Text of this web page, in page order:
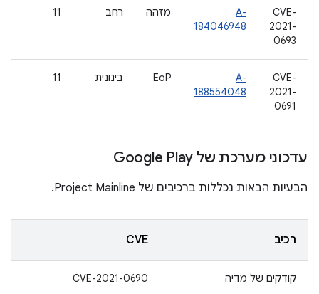
CVE-
2021-
0693
A-
184046948
מזהה רחב 11
CVE-
2021-
0691
A-
188554048
EoP בינונית 11
עדכוני מערכת של Google Play
הבעיות הבאות נכללות ברכיבים של Project Mainline.
רכיב CVE
קודקים של מדיה CVE-2021-0690